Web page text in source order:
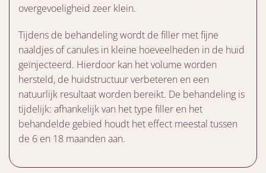
overgevoeligheid zeer klein.
Tijdens de behandeling wordt de filler met fijne
naaldjes of canules in kleine hoeveelheden in de huid
geïnjecteerd. Hierdoor kan het volume worden
hersteld, de huidstructuur verbeteren en een
natuurlijk resultaat worden bereikt. De behandeling is
tijdelijk: afhankelijk van het type filler en het
behandelde gebied houdt het effect meestal tussen
de 6 en 18 maanden aan.